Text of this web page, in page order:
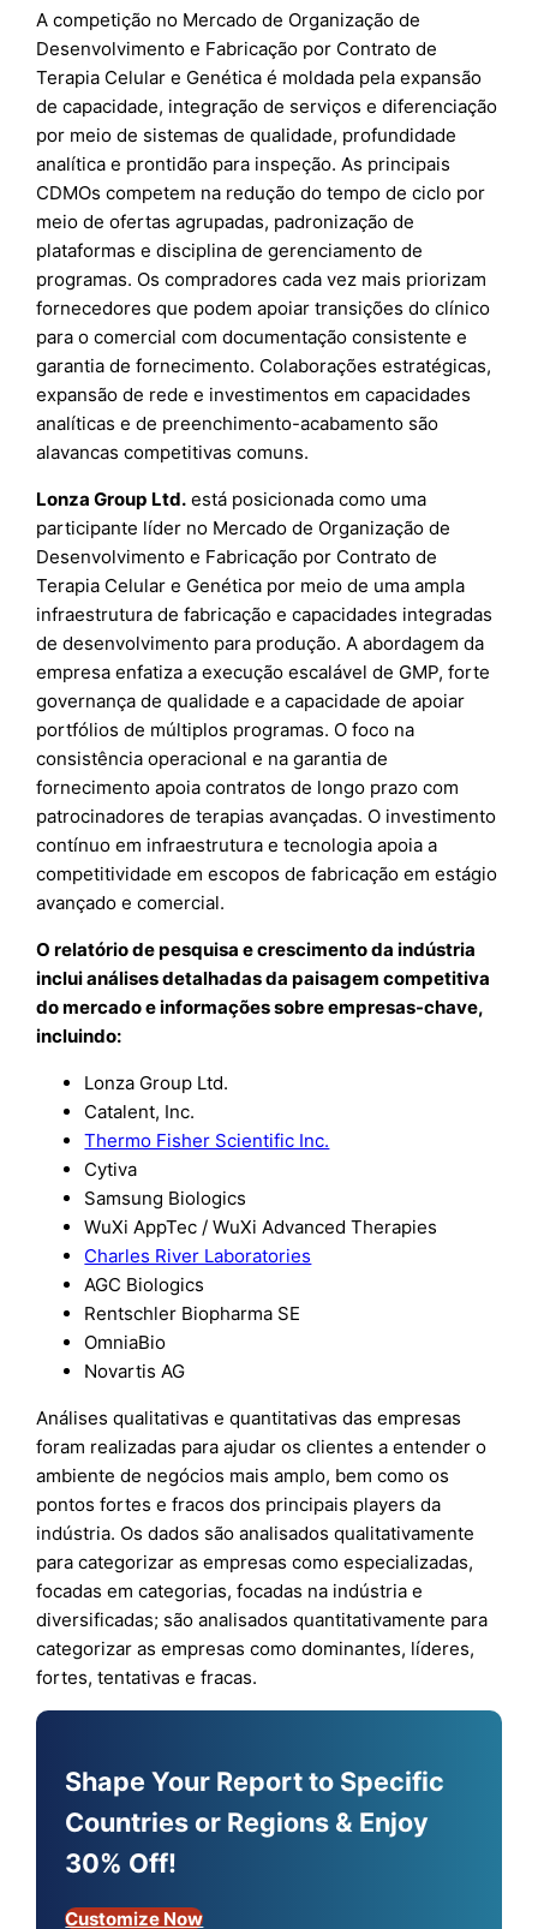
A competição no Mercado de Organização de
Desenvolvimento e Fabricação por Contrato de
Terapia Celular e Genética é moldada pela expansão
de capacidade, integração de serviços e diferenciação
por meio de sistemas de qualidade, profundidade
analítica e prontidão para inspeção. As principais
CDMOs competem na redução do tempo de ciclo por
meio de ofertas agrupadas, padronização de
plataformas e disciplina de gerenciamento de
programas. Os compradores cada vez mais priorizam
fornecedores que podem apoiar transições do clínico
para o comercial com documentação consistente e
garantia de fornecimento. Colaborações estratégicas,
expansão de rede e investimentos em capacidades
analíticas e de preenchimento-acabamento são
alavancas competitivas comuns.
Lonza Group Ltd. está posicionada como uma
participante líder no Mercado de Organização de
Desenvolvimento e Fabricação por Contrato de
Terapia Celular e Genética por meio de uma ampla
infraestrutura de fabricação e capacidades integradas
de desenvolvimento para produção. A abordagem da
empresa enfatiza a execução escalável de GMP, forte
governança de qualidade e a capacidade de apoiar
portfólios de múltiplos programas. O foco na
consistência operacional e na garantia de
fornecimento apoia contratos de longo prazo com
patrocinadores de terapias avançadas. O investimento
contínuo em infraestrutura e tecnologia apoia a
competitividade em escopos de fabricação em estágio
avançado e comercial.
O relatório de pesquisa e crescimento da indústria
inclui análises detalhadas da paisagem competitiva
do mercado e informações sobre empresas-chave,
incluindo:
Lonza Group Ltd.
Catalent, Inc.
Thermo Fisher Scientific Inc.
Cytiva
Samsung Biologics
WuXi AppTec / WuXi Advanced Therapies
Charles River Laboratories
AGC Biologics
Rentschler Biopharma SE
OmniaBio
Novartis AG
Análises qualitativas e quantitativas das empresas
foram realizadas para ajudar os clientes a entender o
ambiente de negócios mais amplo, bem como os
pontos fortes e fracos dos principais players da
indústria. Os dados são analisados qualitativamente
para categorizar as empresas como especializadas,
focadas em categorias, focadas na indústria e
diversificadas; são analisados quantitativamente para
categorizar as empresas como dominantes, líderes,
fortes, tentativas e fracas.
Shape Your Report to Specific
Countries or Regions & Enjoy
30% Off!
Customize Now